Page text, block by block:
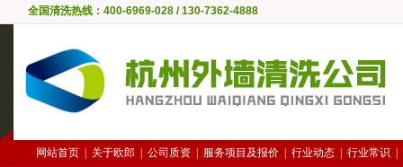
全国清洗热线：400-6969-028 / 130-7362-4888
网站首页 关于欧郎 公司质资 服务项目及报价 行业动态 行业常识